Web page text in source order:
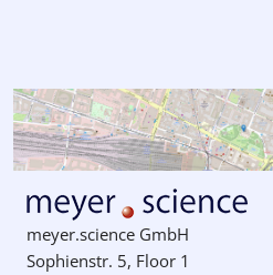
meyer.science GmbH
Sophienstr. 5, Floor 1